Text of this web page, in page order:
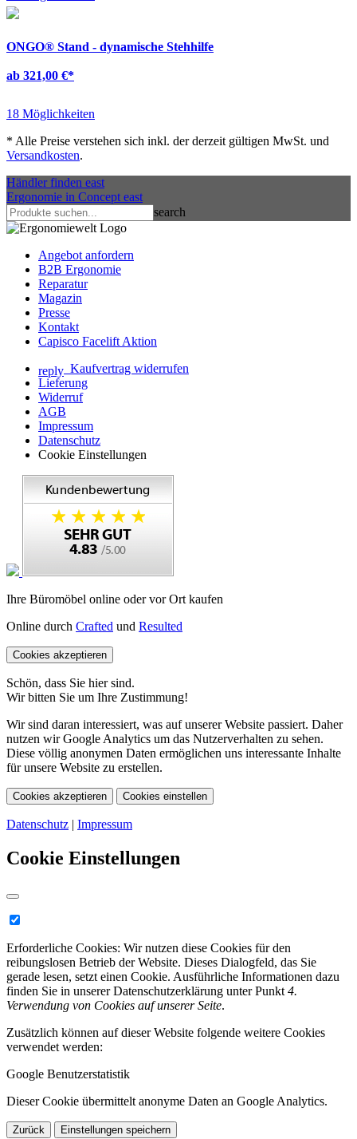
ONGO® Stand - dynamische Stehhilfe
ab 321,00 €*
18 Möglichkeiten
* Alle Preise verstehen sich inkl. der derzeit gültigen MwSt. und
Versandkosten.
Händler finden east
Ergonomie in Concept east
search
Angebot anfordern
B2B Ergonomie
Reparatur
Magazin
Presse
Kontakt
Capisco Facelift Aktion
reply Kaufvertrag widerrufen
Lieferung
Widerruf
AGB
Impressum
Datenschutz
Cookie Einstellungen
Ihre Büromöbel online oder vor Ort kaufen
Online durch Crafted und Resulted
Cookies akzeptieren
Schön, dass Sie hier sind.
Wir bitten Sie um Ihre Zustimmung!
Wir sind daran interessiert, was auf unserer Website passiert. Daher
nutzen wir Google Analytics um das Nutzerverhalten zu sehen.
Diese völlig anonymen Daten ermöglichen uns interessante Inhalte
für unsere Website zu erstellen.
Cookies akzeptieren Cookies einstellen
Datenschutz | Impressum
Cookie Einstellungen
Erforderliche Cookies: Wir nutzen diese Cookies für den
reibungslosen Betrieb der Website. Dieses Dialogfeld, das Sie
gerade lesen, setzt einen Cookie. Ausführliche Informationen dazu
finden Sie in unserer Datenschutzerklärung unter Punkt 4.
Verwendung von Cookies auf unserer Seite.
Zusätzlich können auf dieser Website folgende weitere Cookies
verwendet werden:
Google Benutzerstatistik
Dieser Cookie übermittelt anonyme Daten an Google Analytics.
Zurück Einstellungen speichern